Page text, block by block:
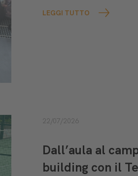
LEGGI TUTTO
22/07/2026
Dall’aula al
building con il